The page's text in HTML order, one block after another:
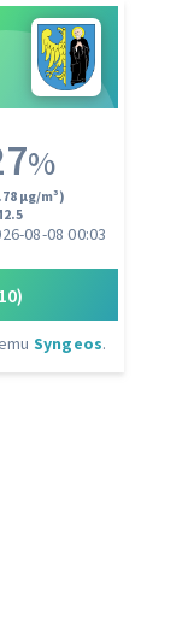
%
µg/m³)
08-08 00:03
Syngeos.